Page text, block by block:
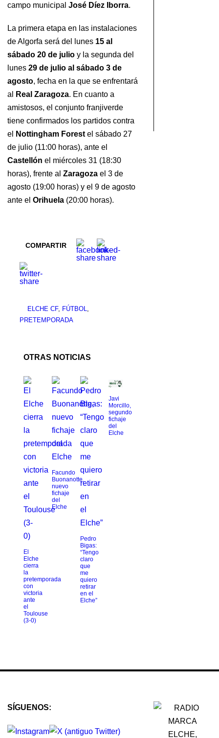
campo municipal José Díez Iborra.
La primera etapa en las instalaciones
de Algorfa será del lunes 15 al
sábado 20 de julio y la segunda del
lunes 29 de julio al sábado 3 de
agosto, fecha en la que se enfrentará
al
Real Zaragoza. En cuanto a
amistosos, el conjunto franjiverde
tiene confirmados los partidos contra
el
Nottingham Forest el sábado 27
de julio (11:00 horas), ante el
Castellón el miércoles 31 (18:30
horas), frente al Zaragoza el 3 de
agosto (19:00 horas) y el 9 de agosto
ante el Orihuela (20:00 horas).
COMPARTIR
ELCHE CF, FÚTBOL,
PRETEMPORADA
OTRAS NOTICIAS
El
Elche
cierra
la
pretemporada
con
victoria
ante
el
Toulouse
(3-0)
Facundo
Buonanotte,
nuevo
fichaje
del
Elche
Pedro
Bigas:
“Tengo
claro
que
me
quiero
retirar
en el
Elche”
Javi
Morcillo,
segundo
fichaje
del
Elche
SÍGUENOS: